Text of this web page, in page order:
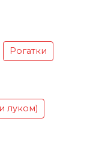
Рогатки
луком)